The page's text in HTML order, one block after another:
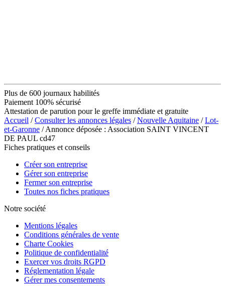
Plus de 600 journaux habilités
Paiement 100% sécurisé
Attestation de parution pour le greffe immédiate et gratuite
Accueil /Consulter les annonces légales /Nouvelle Aquitaine /Lot-
et-Garonne / Annonce déposée : Association SAINT VINCENT
DE PAUL cd47
Fiches pratiques et conseils
Créer son entreprise
Gérer son entreprise
Fermer son entreprise
Toutes nos fiches pratiques
Notre société
Mentions légales
Conditions générales de vente
Charte Cookies
Politique de confidentialité
Exercer vos droits RGPD
Réglementation légale
Gérer mes consentements